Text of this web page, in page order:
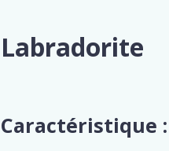
Labradorite
Caractéristique :